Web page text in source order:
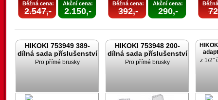
Běžná cena:
2.547,-
Akční cena:
2.150,-
Běžná cena:
392,-
Akční cena:
290,-
HIKOKI 753949 389-
dílná sada příslušenství
Pro přímé brusky
HIKOKI 753948 200-
dílná sada příslušenství
Pro přímé brusky
z 1/2"